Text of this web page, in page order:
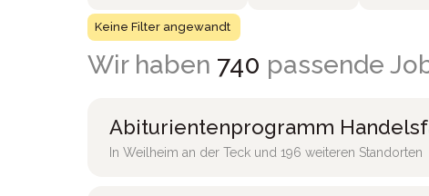
Keine Filter angewandt
Wir haben 740 passende
Abiturientenprogramm
In Weilheim an der Teck und 196 weiteren Standorten